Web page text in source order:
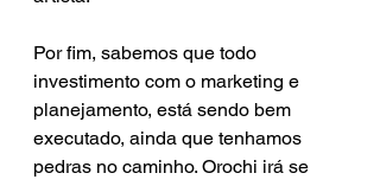
Por fim, sabemos que todo
investimento com o marketing e
planejamento, está sendo bem
executado, ainda que tenhamos
pedras no caminho. Orochi irá se